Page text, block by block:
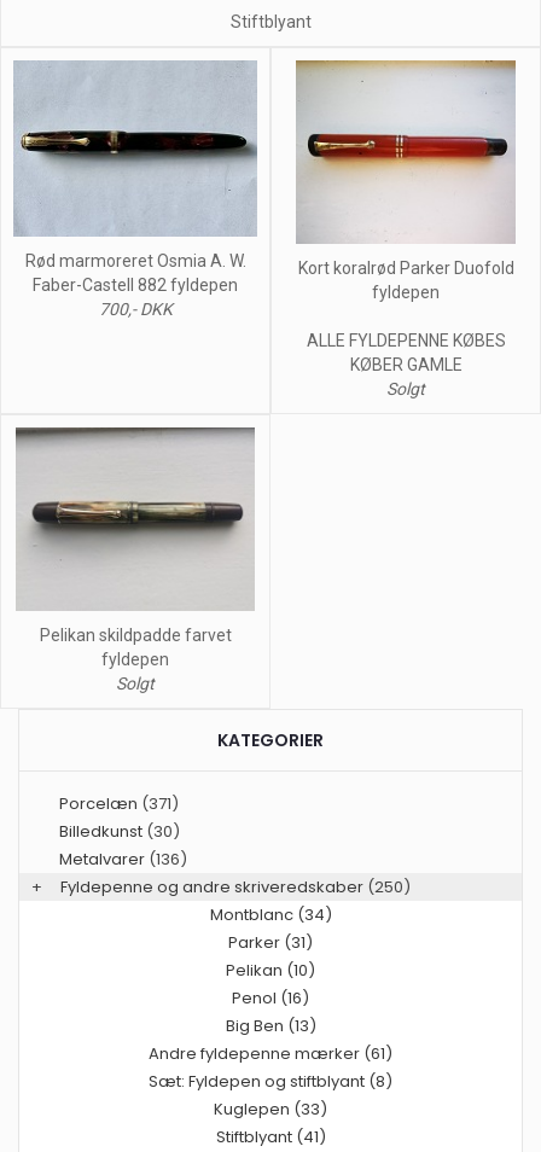
Stiftblyant
Rød marmoreret Osmia A. W.
Faber-Castell 882 fyldepen
700,- DKK
Kort koralrød Parker Duofold
fyldepen
ALLE FYLDEPENNE KØBES
KØBER GAMLE
Solgt
Pelikan skildpadde farvet
fyldepen
Solgt
KATEGORIER
Porcelæn (371)
Billedkunst (30)
Metalvarer (136)
+
Fyldepenne og andre skriveredskaber (250)
Montblanc (34)
Parker (31)
Pelikan (10)
Penol (16)
Big Ben (13)
Andre fyldepenne mærker (61)
Sæt: Fyldepen og stiftblyant (8)
Kuglepen (33)
Stiftblyant (41)